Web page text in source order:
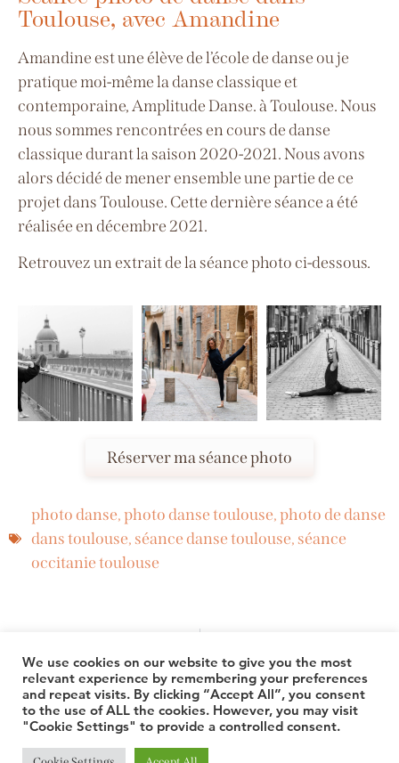
Toulouse, avec Amandine
Amandine est une élève de l’école de danse ou je
pratique moi-même la danse classique et
contemporaine, Amplitude Danse. à Toulouse. Nous
nous sommes rencontrées en cours de danse
classique durant la saison 2020-2021. Nous avons
alors décidé de mener ensemble une partie de ce
projet dans Toulouse. Cette dernière séance a été
réalisée en décembre 2021.
Retrouvez un extrait de la séance photo ci-dessous.
Réserver ma séance photo
photo danse,photo danse toulouse,photo de danse
dans toulouse,séance danse toulouse,séance
occitanie toulouse
Où prendre de belles photos de Toulouse Visiter Izmir & la Turquie
© 2026 TheLuuxx
We use cookies on our website to give you the most
relevant experience by remembering your preferences
and repeat visits. By clicking “Accept All”, you consent
to the use of ALL the cookies. However, you may visit
"Cookie Settings" to provide a controlled consent.